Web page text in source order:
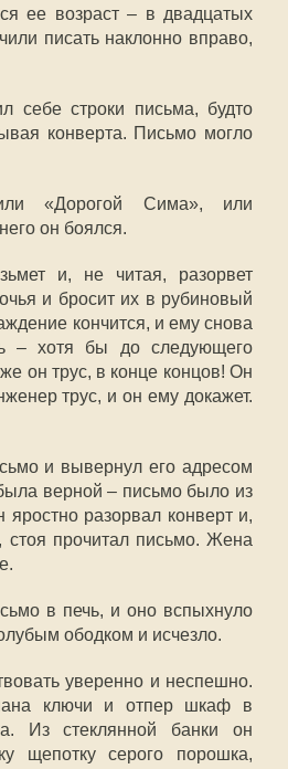
ее возраст – в двадцатых
писать наклонно вправо,
себе строки письма, будто
конверта. Письмо могло
«Дорогой Сима», или
он боялся.
и, не читая, разорвет
и бросит их в рубиновый
кончится, и ему снова
– хотя бы до следующего
он трус, в конце концов! Он
трус, и он ему докажет.
и вывернул его адресом
верной – письмо было из
разорвал конверт и,
стоя прочитал письмо. Жена
в печь, и оно вспыхнуло
ободком и исчезло.
уверенно и неспешно.
ключи и отпер шкаф в
Из стеклянной банки он
щепотку серого порошка,